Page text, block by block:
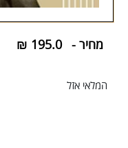
מחיר - ₪ 195.0
המלאי אזל